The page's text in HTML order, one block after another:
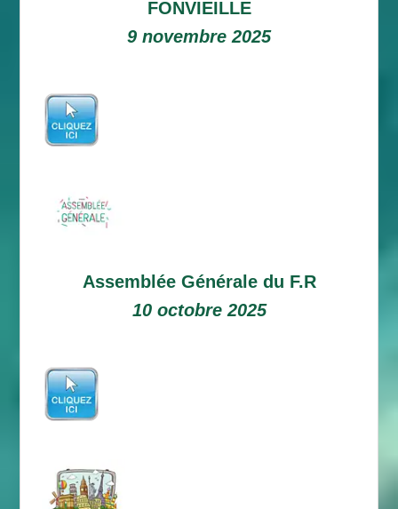
FONVIEILLE
9 novembre 2025
Assemblée Générale du F.R
10 octobre 2025